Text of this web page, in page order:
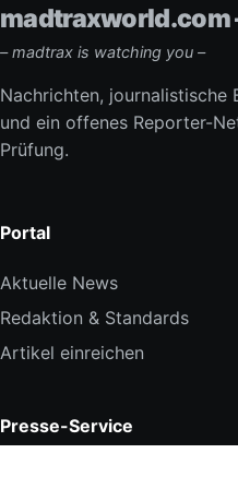
madtraxworld.com
– madtrax is watching you –
Nachrichten, journalistische
und ein offenes Reporter-
Prüfung.
Portal
Aktuelle News
Redaktion & Standards
Artikel einreichen
Presse-Service